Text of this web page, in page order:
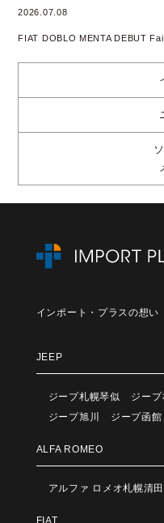
2026.07.08
インポート・プラスの想い
JEEP
ジープ札幌琴似 ジー
ジープ旭川
ジープ函館
ALFA ROMEO
アルファ ロメオ札幌清田